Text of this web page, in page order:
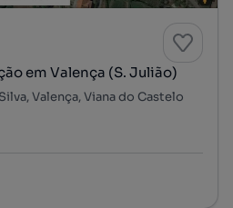
em Valença (S. Julião)
Valença, Viana do Castelo